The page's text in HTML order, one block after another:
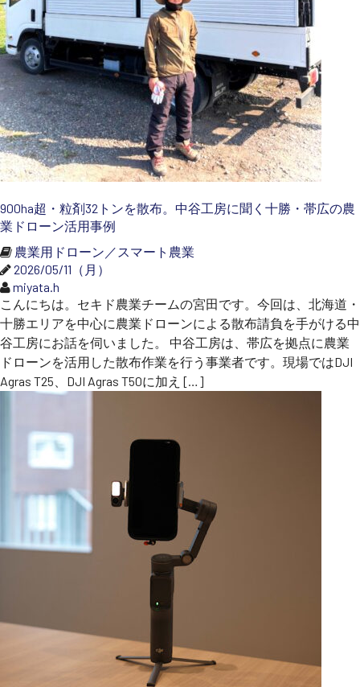
900ha超・粒剤32トンを散布。中谷工房に聞く十勝・帯広の農
業ドローン活用事例
農業用ドローン／スマート農業
2026/05/11（月）
miyata.h
こんにちは。セキド農業チームの宮田です。今回は、北海道・
十勝エリアを中心に農業ドローンによる散布請負を手がける中
谷工房にお話を伺いました。 中谷工房は、帯広を拠点に農業
ドローンを活用した散布作業を行う事業者です。現場ではDJI
Agras T25、DJI Agras T50に加え […]